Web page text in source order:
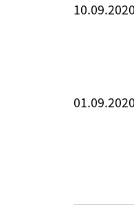
10.09.2020
01.09.2020